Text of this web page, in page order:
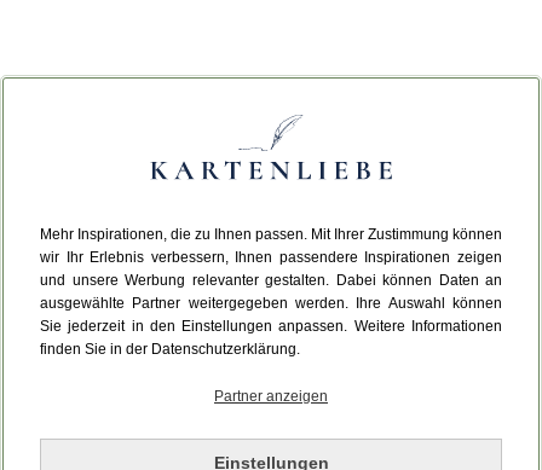
Mehr Inspirationen, die zu Ihnen passen. Mit Ihrer Zustimmung können
wir Ihr Erlebnis verbessern, Ihnen passendere Inspirationen zeigen
und unsere Werbung relevanter gestalten. Dabei können Daten an
ausgewählte Partner weitergegeben werden. Ihre Auswahl können
Sie jederzeit in den Einstellungen anpassen. Weitere Informationen
finden Sie in der Datenschutzerklärung.
Partner anzeigen
Einstellungen
Da ist etwas schiefgelaufen.
Leider ist ein technischer Fehler aufgetreten.
Bitte laden Sie die Seite neu.